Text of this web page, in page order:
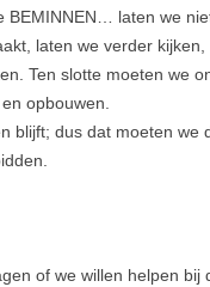
laten we
laten we verder
Ten slotte moeten we
opbouwen.
blijft; dus dat moeten we
of we willen helpen bij